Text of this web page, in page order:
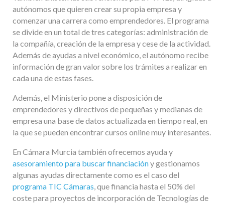
autónomos que quieren crear su propia empresa y
comenzar una carrera como emprendedores. El programa
se divide en un total de tres categorías: administración de
la compañía, creación de la empresa y cese de la actividad.
Además de ayudas a nivel económico, el autónomo recibe
información de gran valor sobre los trámites a realizar en
cada una de estas fases.
Además, el Ministerio pone a disposición de
emprendedores y directivos de pequeñas y medianas de
empresa una base de datos actualizada en tiempo real, en
la que se pueden encontrar cursos online muy interesantes.
En Cámara Murcia también ofrecemos ayuda y
asesoramiento para buscar financiacióny gestionamos
algunas ayudas directamente como es el caso del
programa TIC Cámaras, que financia hasta el 50% del
coste para proyectos de incorporación de Tecnologías de